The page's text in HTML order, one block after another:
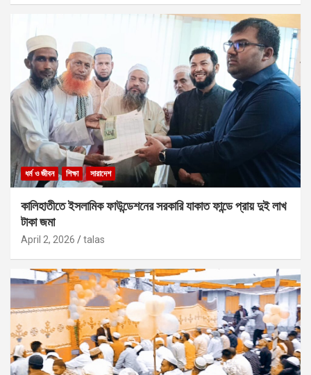
ধর্ম ও জীবন শিক্ষা সারাদেশ
কালিহাতীতে ইসলামিক ফাউন্ডেশনের সরকারি যাকাত ফান্ডে প্রায় দুই লাখ
টাকা জমা
April 2, 2026 talas